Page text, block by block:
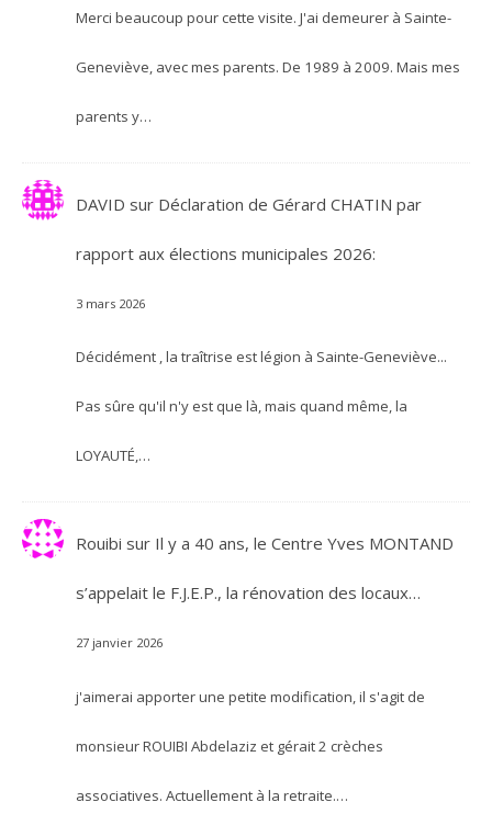
Merci beaucoup pour cette visite. J'ai demeurer à Sainte-
Geneviève, avec mes parents. De 1989 à 2009. Mais mes
parents y…
DAVID sur Déclaration de Gérard CHATIN par
rapport aux élections municipales 2026:
3 mars 2026
Décidément , la traîtrise est légion à Sainte-Geneviève...
Pas sûre qu'il n'y est que là, mais quand même, la
LOYAUTÉ,…
Rouibi sur Il y a 40 ans, le Centre Yves MONTAND
s’appelait le F.J.E.P., la rénovation des locaux…
27 janvier 2026
j'aimerai apporter une petite modification, il s'agit de
monsieur ROUIBI Abdelaziz et gérait 2 crèches
associatives. Actuellement à la retraite.…